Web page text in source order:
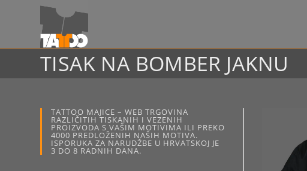
TISAK NA BOMBER JAKNU
TATTOO MAJICE – WEB TRGOVINA
RAZLIČITIH TISKANIH I VEZENIH
PROIZVODA S VAŠIM MOTIVIMA ILI PREKO
4000 PREDLOŽENIH NAŠIH MOTIVA.
ISPORUKA ZA NARUDŽBE U HRVATSKOJ JE
3 DO 8 RADNIH DANA.